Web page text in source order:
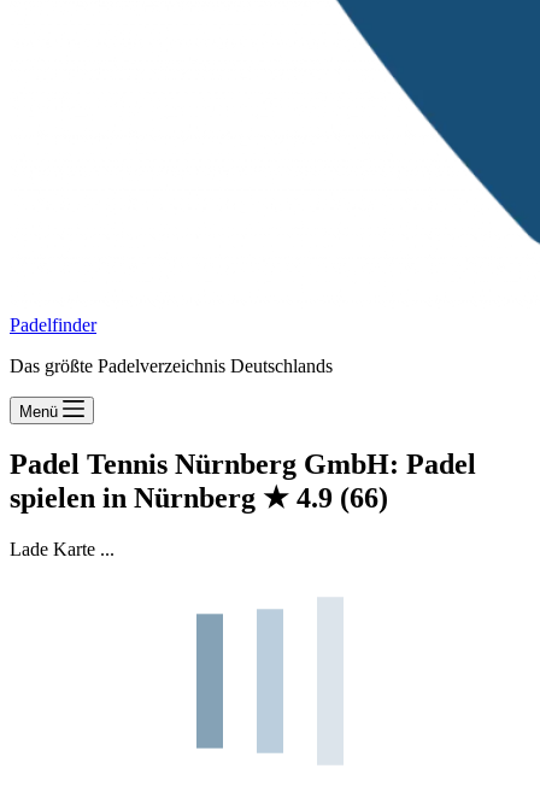
Padelfinder
Das größte Padelverzeichnis Deutschlands
Menü
Padel Tennis Nürnberg GmbH: Padel
spielen in Nürnberg ★ 4.9 (66)
Lade Karte ...